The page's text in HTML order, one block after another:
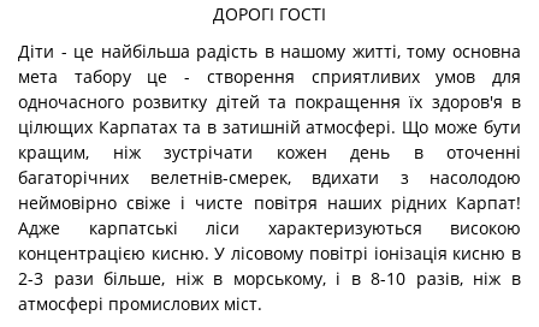
ДОРОГІ ГОСТІ
Діти - це найбільша радість в нашому житті, тому основна
мета табору це - створення сприятливих умов для
одночасного розвитку дітей та покращення їх здоров'я в
цілющих Карпатах та в затишній атмосфері. Що може бути
кращим, ніж зустрічати кожен день в оточенні
багаторічних велетнів-смерек, вдихати з насолодою
неймовірно свіже і чисте повітря наших рідних Карпат!
Адже карпатські ліси характеризуються високою
концентрацією кисню. У лісовому повітрі іонізація кисню в
2-3 рази більше, ніж в морському, і в 8-10 разів, ніж в
атмосфері промислових міст.